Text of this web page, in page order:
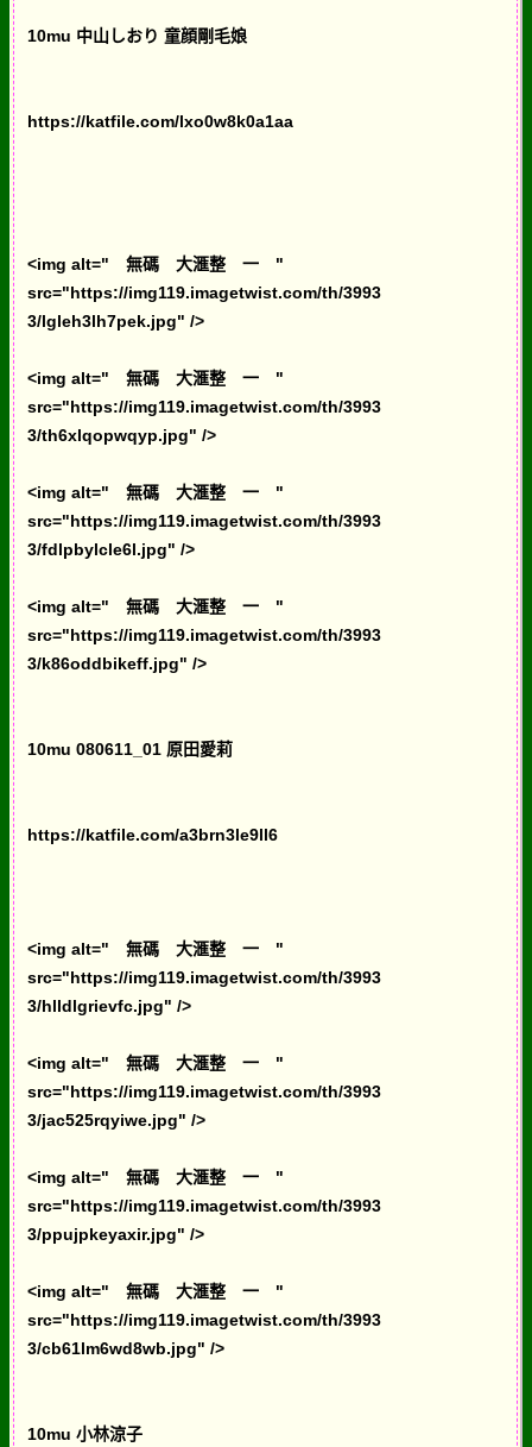
10mu 中山しおり 童顔剛毛娘
https://katfile.com/lxo0w8k0a1aa
<img alt=" 無碼 大滙整 一 "
src="https://img119.imagetwist.com/th/3993
3/lgleh3lh7pek.jpg" />
<img alt=" 無碼 大滙整 一 "
src="https://img119.imagetwist.com/th/3993
3/th6xlqopwqyp.jpg" />
<img alt=" 無碼 大滙整 一 "
src="https://img119.imagetwist.com/th/3993
3/fdlpbylcle6l.jpg" />
<img alt=" 無碼 大滙整 一 "
src="https://img119.imagetwist.com/th/3993
3/k86oddbikeff.jpg" />
10mu 080611_01 原田愛莉
https://katfile.com/a3brn3le9ll6
<img alt=" 無碼 大滙整 一 "
src="https://img119.imagetwist.com/th/3993
3/hlldlgrievfc.jpg" />
<img alt=" 無碼 大滙整 一 "
src="https://img119.imagetwist.com/th/3993
3/jac525rqyiwe.jpg" />
<img alt=" 無碼 大滙整 一 "
src="https://img119.imagetwist.com/th/3993
3/ppujpkeyaxir.jpg" />
<img alt=" 無碼 大滙整 一 "
src="https://img119.imagetwist.com/th/3993
3/cb61lm6wd8wb.jpg" />
10mu 小林涼子